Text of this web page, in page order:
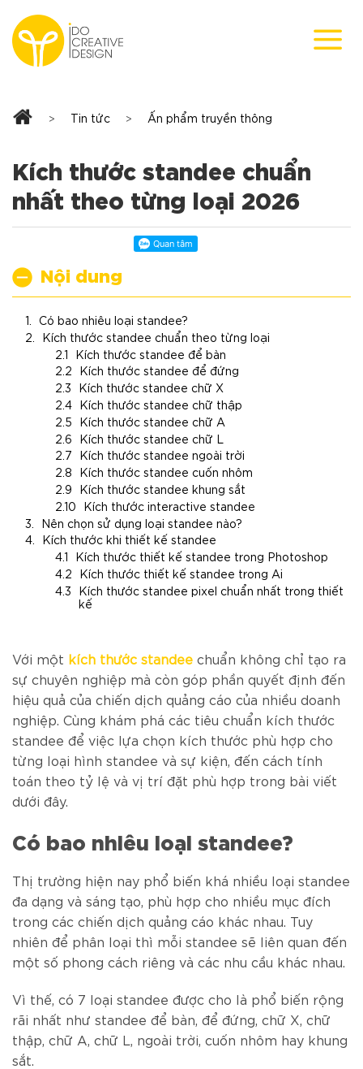
content
> Tin tức > Ấn phẩm truyền thông
Kích thước standee chuẩn
nhất theo từng loại 2026
Nội dung
Có bao nhiêu loại standee?
Kích thước standee chuẩn theo từng loại
Kích thước standee để bàn
Kích thước standee để đứng
Kích thước standee chữ X
Kích thước standee chữ thập
Kích thước standee chữ A
Kích thước standee chữ L
Kích thước standee ngoài trời
Kích thước standee cuốn nhôm
Kích thước standee khung sắt
Kích thước interactive standee
Nên chọn sử dụng loại standee nào?
Kích thước khi thiết kế standee
Kích thước thiết kế standee trong Photoshop
Kích thước thiết kế standee trong Ai
Kích thước standee pixel chuẩn nhất trong thiết
kế
Với một kích thước standee chuẩn không chỉ tạo ra
sự chuyên nghiệp mà còn góp phần quyết định đến
hiệu quả của chiến dịch quảng cáo của nhiều doanh
nghiệp. Cùng khám phá các tiêu chuẩn kích thước
standee để việc lựa chọn kích thước phù hợp cho
từng loại hình standee và sự kiện, đến cách tính
toán theo tỷ lệ và vị trí đặt phù hợp trong bài viết
dưới đây.
Có bao nhiêu loại standee?
Thị trường hiện nay phổ biến khá nhiều loại standee
đa dạng và sáng tạo, phù hợp cho nhiều mục đích
trong các chiến dịch quảng cáo khác nhau. Tuy
nhiên để phân loại thì mỗi standee sẽ liên quan đến
một số phong cách riêng và các nhu cầu khác nhau.
Vì thế, có 7 loại standee được cho là phổ biến rộng
rãi nhất như standee để bàn, để đứng, chữ X, chữ
thập, chữ A, chữ L, ngoài trời, cuốn nhôm hay khung
sắt.